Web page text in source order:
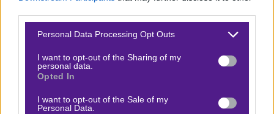
Please note that this website/app uses one or more Google
not limited to your visit or usage behaviour. You may click to
grant or deny consent to Google and its third-party tags to
use your data for below specified purposes in below Google
consent section.
Personal Data Processing Opt Outs
I want to opt-out of the Sharing of my
personal data.
Opted In
I want to opt-out of the Sale of my
Personal Data.
λύσεις και ρυθμό είναι ξεκάθαρη.
Η ομάδα του Μίκελ Αρτέτα έφτασε ασθμαίνοντας στο
φινάλε της σεζόν. Εδώ ίσως θα πρέπει να μπει στην
εξίσωση και το γεγονός ότι από όλο το ρόστερ των
αγωνιστεί σε τελικό Τσάμπιονς Λιγκ.